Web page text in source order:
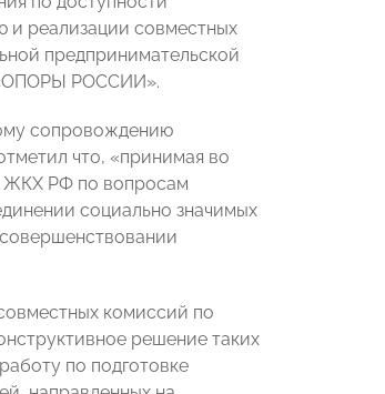
и реализации совместных
предпринимательской
«ОПОРЫ РОССИИ».
сопровождению
что, «принимая во
ЖКХ РФ по вопросам
социально значимых
комиссий по
решение таких
по подготовке